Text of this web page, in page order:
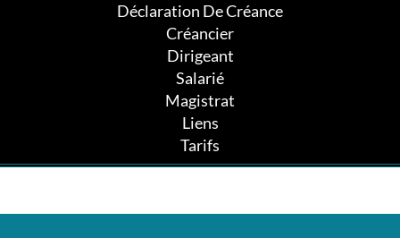
Déclaration De Créance
Créancier
Dirigeant
Salarié
Magistrat
Liens
Tarifs